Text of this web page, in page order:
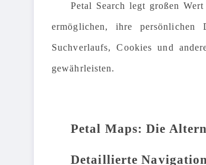
Petal Search legt großen
ermöglichen, ihre
Suchverlaufs, Cookies und
gewährleisten.
Petal Maps: Die
Detaillierte